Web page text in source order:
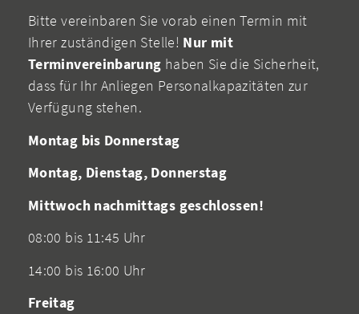
Bitte vereinbaren Sie vorab einen Termin mit
Ihrer zuständigen Stelle! Nur mit
Terminvereinbarung haben Sie die Sicherheit,
dass für Ihr Anliegen Personalkapazitäten zur
Verfügung stehen.
Montag bis Donnerstag
Montag, Dienstag, Donnerstag
Mittwoch nachmittags geschlossen!
08:00 bis 11:45 Uhr
14:00 bis 16:00 Uhr
Freitag